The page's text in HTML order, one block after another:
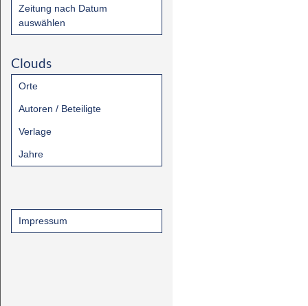
Zeitung nach Datum
auswählen
Clouds
Orte
Autoren / Beteiligte
Verlage
Jahre
Impressum